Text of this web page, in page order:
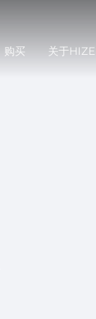
购买 关于